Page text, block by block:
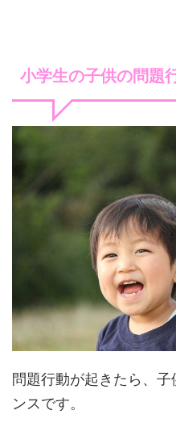
小学生の子供の問題
問題行動が起きたら、
ンスです。